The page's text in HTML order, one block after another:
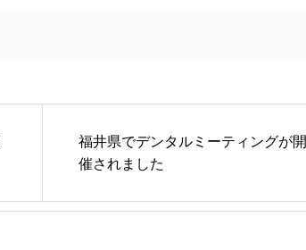
福井県でデンタルミーティングが開
催されました